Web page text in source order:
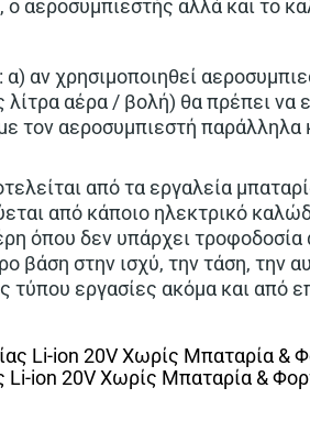
αεροσυμπιεστής αλλά και το
αν χρησιμοποιηθεί
αέρα / βολή) θα πρέπει να
τον αεροσυμπιεστή
από τα εργαλεία
από κάποιο ηλεκτρικό
όπου δεν υπάρχει
στην ισχύ, την τάση, την
τύπου εργασίες ακόμα και από
ion 20V Χωρίς Μπαταρία &